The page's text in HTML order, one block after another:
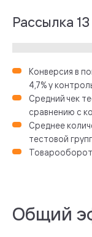
Рассылка
Конверсия в
4,7% у
Средний чек
сравнению с
Среднее
тестовой
Товарооборот
Общий